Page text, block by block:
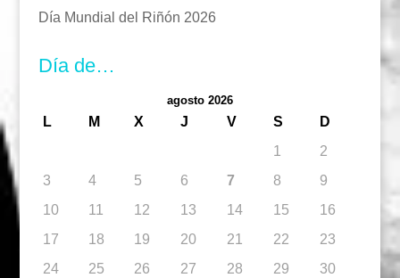
Día Mundial del Riñón 2026
Día de…
agosto 2026
L M X J V S
D
1
2
3
4 5 6 7 8
9
10
11 12 13 14 15
16
17
18 19 20 21 22
23
24
25 26 27 28 29
30